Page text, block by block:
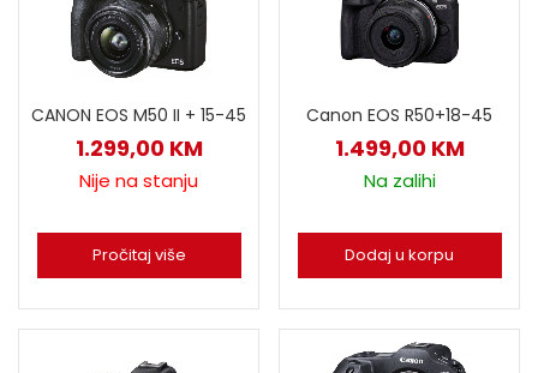
CANON EOS M50 II + 15-45
1.299,00 KM
Nije na stanju
Pročitaj više
Canon EOS R50+18-45
1.499,00 KM
Na zalihi
Dodaj u korpu